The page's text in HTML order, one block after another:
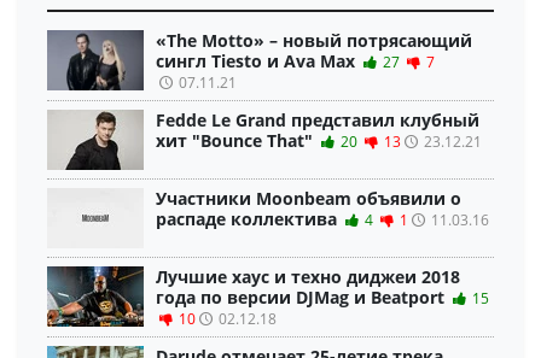
«The Motto» – новый потрясающий
сингл Tiesto и Ava Max
27
7
07.11.21
Fedde Le Grand представил клубный
хит "Bounce That"
20 13 23.12.21
Участники Moonbeam объявили о
распаде коллектива
4 1 11.03.16
Лучшие хаус и техно диджеи 2018
года по версии DJMag и Beatport
15
10
02.12.18